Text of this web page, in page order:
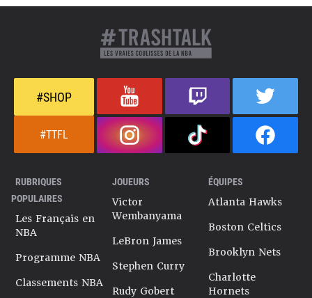
#SHOP
#TTFL
RUBRIQUES
POPULAIRES
Les Français en
NBA
Programme NBA
Classements NBA
JOUEURS
Victor
Wembanyama
LeBron James
Stephen Curry
Rudy Gobert
ÉQUIPES
Atlanta Hawks
Boston Celtics
Brooklyn Nets
Charlotte
Hornets